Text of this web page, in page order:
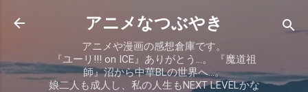
スキップしてメイン コンテンツに移動
アニメなつぶやき
アニメや漫画の感想倉庫です。
『ユーリ!!! on ICE』ありがとう…。 『魔道祖
師』沼から中華BLの世界へ…。
娘二人も成人し、私の人生もNEXT LEVELかな